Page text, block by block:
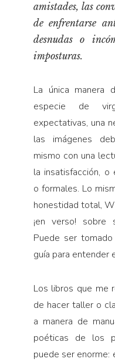
Personaje
Personajes secundarios
Política
Sociedad
Turismo accidental
Vidas paralelas
amistades, las
de enfrentarse
desnudas o
imposturas.
La única manera
especie de
expectativas, una
las imágenes
mismo con una
la insatisfacción, o
o formales. Lo
honestidad total,
¡en verso! sobre
Puede ser
guía para entender
Los libros que me
de hacer taller o
a manera de
poéticas de los
puede ser enorme: